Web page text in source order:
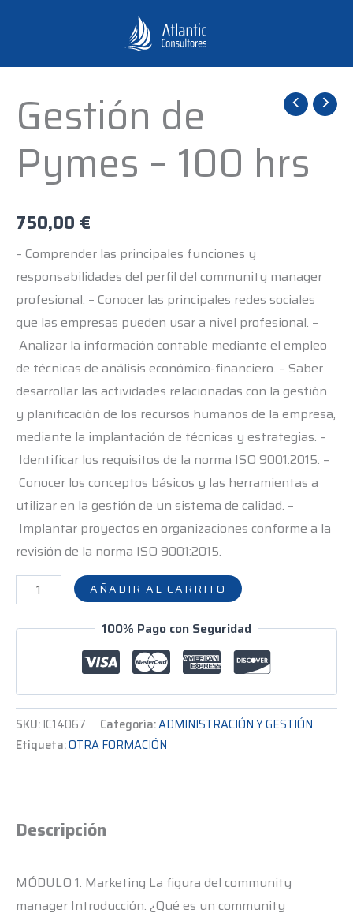
Gestión de
Pymes – 100 hrs
750,00 €
– Comprender las principales funciones y
responsabilidades del perfil del community manager
profesional. – Conocer las principales redes sociales
que las empresas pueden usar a nivel profesional. –
Analizar la información contable mediante el empleo
de técnicas de análisis económico-financiero. – Saber
desarrollar las actividades relacionadas con la gestión
y planificación de los recursos humanos de la empresa,
mediante la implantación de técnicas y estrategias. –
Identificar los requisitos de la norma ISO 9001:2015. –
Conocer los conceptos básicos y las herramientas a
utilizar en la gestión de un sistema de calidad. –
Implantar proyectos en organizaciones conforme a la
revisión de la norma ISO 9001:2015.
Gestión
de
Pymes
hrs
AÑADIR AL CARRITO
100% Pago con Seguridad
SKU: IC14067 Categoría:ADMINISTRACIÓN Y GESTIÓN
Etiqueta:OTRA FORMACIÓN
Descripción
MÓDULO 1. Marketing La figura del community
manager Introducción. ¿Qué es un community